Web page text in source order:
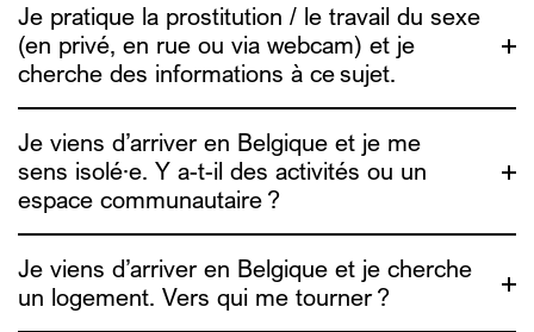
info4escorts.be
Je pratique la prostitution / le travail du sexe
(en privé, en rue ou via webcam) et je
cherche des informations à ce sujet.
Travail du sexe en privé ou via webcam
conseils et outils de réduction des risques sur le
siteinfo4escorts.be. Une vidéo est aussi disponible pour
Travail du sexe en rue : Alias est en rue et dans les lieux
de consommation sexuelle les vendredi et samedi
soir/nuit, c’est un moment où on peut échanger des
Je viens d’arriver en Belgique et je me
sens isolé·e. Y a-t-il des activités ou un
espace communautaire ?
Je viens d’arriver en Belgique et je cherche
un logement. Vers qui me tourner ?